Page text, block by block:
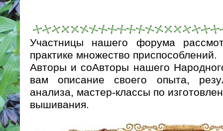
Участницы нашего форума
практике множество приспособлений.
Авторы и соАвторы нашего
вам описание своего опыта,
анализа, мастер-классы по
вышивания.